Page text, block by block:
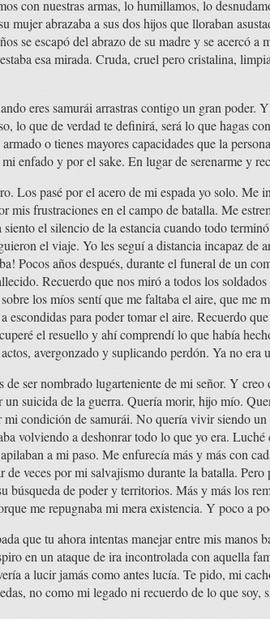
con nuestras armas, lo humillamos, lo
mujer abrazaba a sus dos hijos que lloraban
se escapó del abrazo de su madre y se acercó
esa mirada. Cruda, cruel pero cristalina,
eres samurái arrastras contigo un gran poder.
lo que de verdad te definirá, será lo que hagas
o tienes mayores capacidades que la
enfado y por el sake. En lugar de serenarme y
Los pasé por el acero de mi espada yo solo. Me
mis frustraciones en el campo de batalla. Me
el silencio de la estancia cuando todo
el viaje. Yo les seguí a distancia incapaz de
Pocos años después, durante el funeral de un
Recuerdo que nos miró a todos los
los míos sentí que me faltaba el aire, que me
escondidas para poder tomar el aire. Recuerdo
el resuello y ahí comprendí lo que había
avergonzado y suplicando perdón. Ya no era
ser nombrado lugarteniente de mi señor. Y
un suicida de la guerra. Quería morir, hijo mío.
mi condición de samurái. No quería vivir siendo
volviendo a deshonrar todo lo que yo era.
a mi paso. Me enfurecía más y más con
veces por mi salvajismo durante la batalla.
búsqueda de poder y territorios. Más y más los
me repugnaba mi mera existencia. Y poco a
que tu ahora intentas manejar entre mis manos
en un ataque de ira incontrolada con aquella
a lucir jamás como antes lucía. Te pido, mi
no como mi legado ni recuerdo de lo que soy,